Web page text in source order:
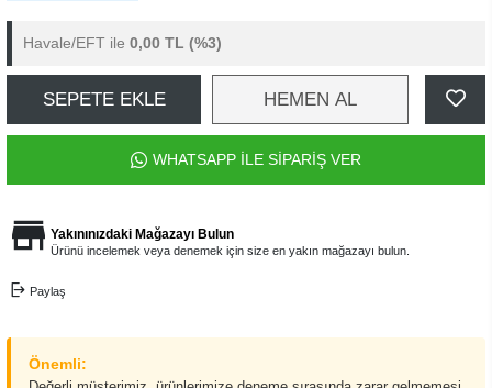
Havale/EFT ile 0,00 TL (%3)
SEPETE EKLE HEMEN AL
WHATSAPP İLE SİPARİŞ VER
Yakınınızdaki Mağazayı Bulun
Ürünü incelemek veya denemek için size en yakın mağazayı bulun.
Paylaş
Önemli: